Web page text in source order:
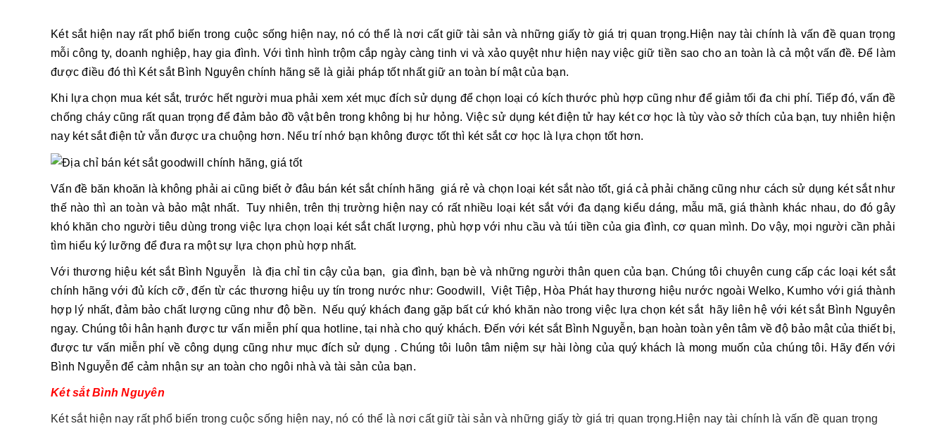
Két sắt hiện nay rất phổ biến trong cuộc sống hiện nay, nó có thể là nơi cất giữ tài sản và những giấy tờ giá trị quan trọng.Hiện nay tài chính là vấn đề quan trọng
mỗi công ty, doanh nghiệp, hay gia đình. Với tình hình trộm cắp ngày càng tinh vi và xảo quyệt như hiện nay việc giữ tiền sao cho an toàn là cả một vấn đề. Để làm
được điều đó thì Két sắt Bình Nguyên chính hãng sẽ là giải pháp tốt nhất giữ an toàn bí mật của bạn.
Khi lựa chọn mua két sắt, trước hết người mua phải xem xét mục đích sử dụng để chọn loại có kích thước phù hợp cũng như để giảm tối đa chi phí. Tiếp đó, vấn đề
chống cháy cũng rất quan trọng để đảm bảo đồ vật bên trong không bị hư hỏng. Việc sử dụng két điện tử hay két cơ học là tùy vào sở thích của bạn, tuy nhiên hiện
nay két sắt điện tử vẫn được ưa chuộng hơn. Nếu trí nhớ bạn không được tốt thì két sắt cơ học là lựa chọn tốt hơn.
Vấn đề băn khoăn là không phải ai cũng biết ở đâu bán két sắt chính hãng giá rẻ và chọn loại két sắt nào tốt, giá cả phải chăng cũng như cách sử dụng két sắt như
thế nào thì an toàn và bảo mật nhất. Tuy nhiên, trên thị trường hiện nay có rất nhiều loại két sắt với đa dạng kiểu dáng, mẫu mã, giá thành khác nhau, do đó gây
khó khăn cho người tiêu dùng trong việc lựa chọn loại két sắt chất lượng, phù hợp với nhu cầu và túi tiền của gia đình, cơ quan mình. Do vậy, mọi người cần phải
tìm hiểu ký lưỡng để đưa ra một sự lựa chọn phù hợp nhất.
Với thương hiệu két sắt Bình Nguyễn là địa chỉ tin cậy của bạn, gia đình, bạn bè và những người thân quen của bạn. Chúng tôi chuyên cung cấp các loại két sắt
chính hãng với đủ kích cỡ, đến từ các thương hiệu uy tín trong nước như: Goodwill, Việt Tiệp, Hòa Phát hay thương hiệu nước ngoài Welko, Kumho với giá thành
hợp lý nhất, đảm bảo chất lượng cũng như độ bền. Nếu quý khách đang gặp bất cứ khó khăn nào trong việc lựa chọn két sắt hãy liên hệ với két sắt Bình Nguyên
ngay. Chúng tôi hân hạnh được tư vấn miễn phí qua hotline, tại nhà cho quý khách. Đến với két sắt Bình Nguyễn, bạn hoàn toàn yên tâm về độ bảo mật của thiết bị,
được tư vấn miễn phí về công dụng cũng như mục đích sử dụng . Chúng tôi luôn tâm niệm sự hài lòng của quý khách là mong muốn của chúng tôi. Hãy đến với
Bình Nguyễn để cảm nhận sự an toàn cho ngôi nhà và tài sản của bạn.
Két sắt Bình Nguyên
Két sắt hiện nay rất phổ biến trong cuộc sống hiện nay, nó có thể là nơi cất giữ tài sản và những giấy tờ giá trị quan trọng.Hiện nay tài chính là vấn đề quan trọng